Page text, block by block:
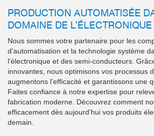
PRODUCTION AUTOMATISÉE
DOMAINE DE L’ÉLECTRONIQUE
Nous sommes votre partenaire pour les
d’automatisation et la technologie système
l’électronique et des semi-conducteurs.
innovantes, nous optimisons vos processus
augmentons l’efficacité et garantissons une
Faites confiance à notre expertise pour
fabrication moderne. Découvrez comment
efficacement dès aujourd’hui vos produits
demain.